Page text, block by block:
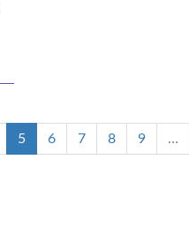
5 6 7 8 9 …